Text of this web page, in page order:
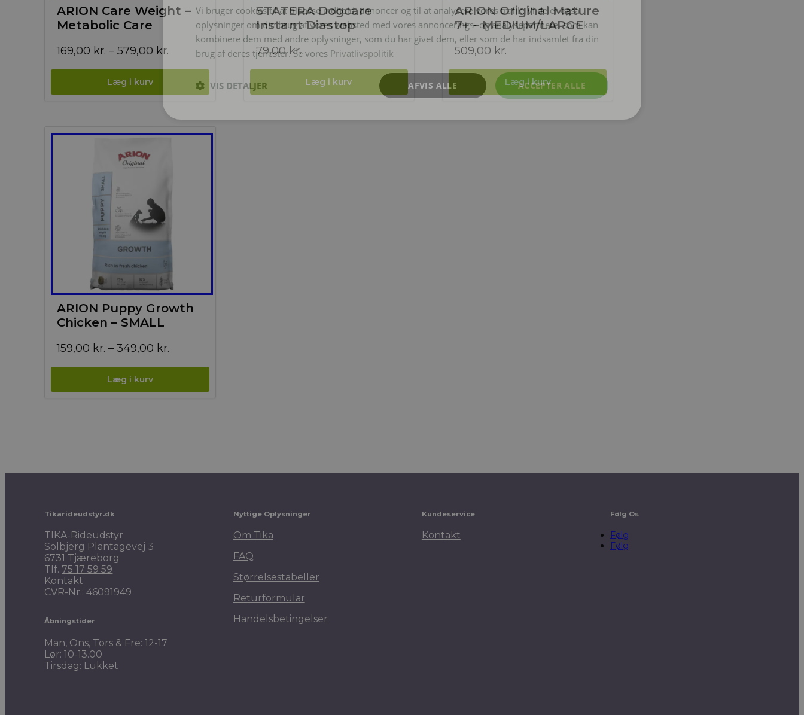
ARION Care Weight –
Metabolic Care
169,00 kr. – 579,00 kr. Prisinterval:
169,00 kr.
579,00 kr.
STATERA Dogcare
Instant Diastop
79,00kr.
ARION Original Mature
7+ – MEDIUM/LARGE
509,00 kr.
ARION Puppy Growth
Chicken – SMALL
159,00 kr. – 349,00 kr.
Tikarideudstyr.dk
TIKA-Rideudstyr
Solbjerg Plantagevej 3
6731 Tjæreborg
Tlf. 75 17 59 59
Kontakt
CVR-Nr.: 46091949
Åbningstider
Man, Ons, Tors & Fre: 12-17
Lør: 10-13.00
Tirsdag: Lukket
Nyttige Oplysninger
Om Tika
FAQ
Størrelsestabeller
Returformular
Handelsbetingelser
Kundeservice
Kontakt
Følg Os
Følg
Følg
Vi bruger cookies til at tilpasse indhold, annoncer og til at analysere vores trafik. Vi deler også
oplysninger om din brug af vores websted med vores annoncerings- og analysepartnere, som kan
kombinere dem med andre oplysninger, som du har givet dem, eller som de har indsamlet fra din
brug af deres tjenester. Se vores Privatlivspolitik
ACCEPTER ALLE
AFVIS ALLE
VIS DETALJER